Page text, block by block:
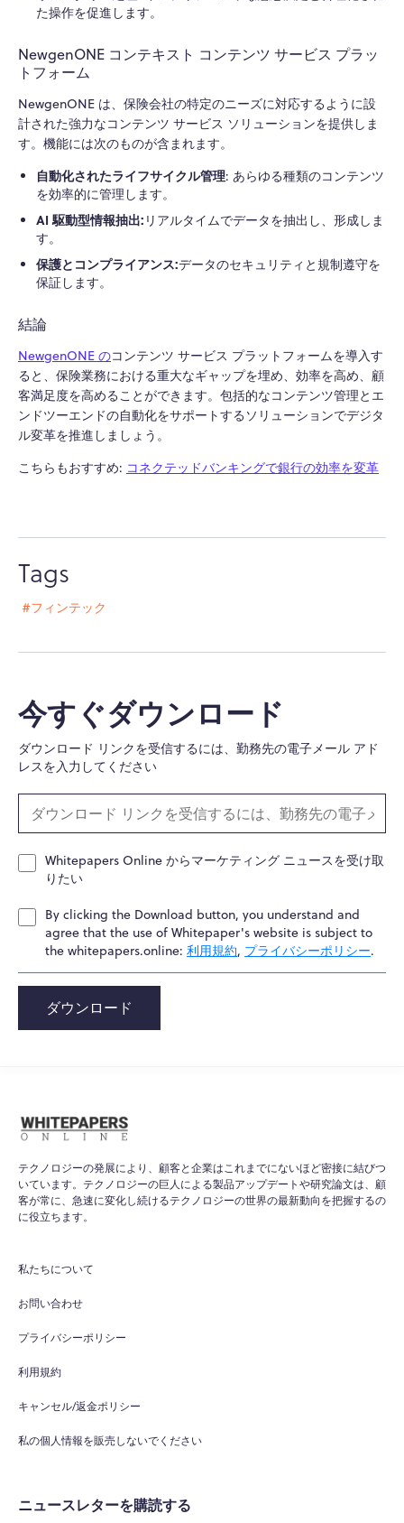
た操作を促進します。
NewgenONE コンテキスト コンテンツ サービス プラッ
トフォーム
NewgenONE は、保険会社の特定のニーズに対応するように設
計された強力なコンテンツ サービス ソリューションを提供しま
す。機能には次のものが含まれます。
自動化されたライフサイクル管理: あらゆる種類のコンテンツ
を効率的に管理します。
AI 駆動型情報抽出: リアルタイムでデータを抽出し、形成しま
す。
保護とコンプライアンス:データのセキュリティと規制遵守を
保証します。
結論
NewgenONE のコンテンツ サービス プラットフォームを導入す
ると、保険業務における重大なギャップを埋め、効率を高め、顧
客満足度を高めることができます。包括的なコンテンツ管理とエ
ンドツーエンドの自動化をサポートするソリューションでデジタ
ル変革を推進しましょう。
こちらもおすすめ: コネクテッドバンキングで銀行の効率を変革
Tags
#フィンテック
今すぐダウンロード
ダウンロード リンクを受信するには、勤務先の電子メール アド
レスを入力してください
Whitepapers Online からマーケティング ニュースを受け取
りたい
By clicking the Download button, you understand and
agree that the use of Whitepaper's website is subject to
the whitepapers.online: 利用規約, プライバシーポリシー.
ダウンロード
テクノロジーの発展により、顧客と企業はこれまでにないほど密接に結びつ
いています。テクノロジーの巨人による製品アップデートや研究論文は、顧
客が常に、急速に変化し続けるテクノロジーの世界の最新動向を把握するの
に役立ちます。
私たちについて
お問い合わせ
プライバシーポリシー
利用規約
キャンセル/返金ポリシー
私の個人情報を販売しないでください
ニュースレターを購読する